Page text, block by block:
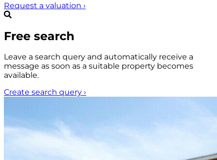
Request a valuation ›
Free search
Leave a search query and automatically receive a
message as soon as a suitable property becomes
available.
Create search query ›